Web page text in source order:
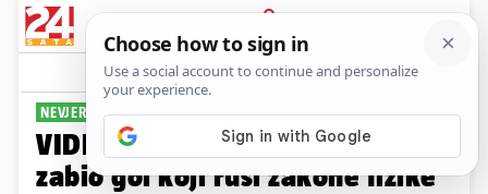
PRIJAVA
Sport Komentari
NEVJEROJATNI GOLGETER
VIDEO Ma, što je ovo?! Haaland
zabio gol koji ruši zakone fizike